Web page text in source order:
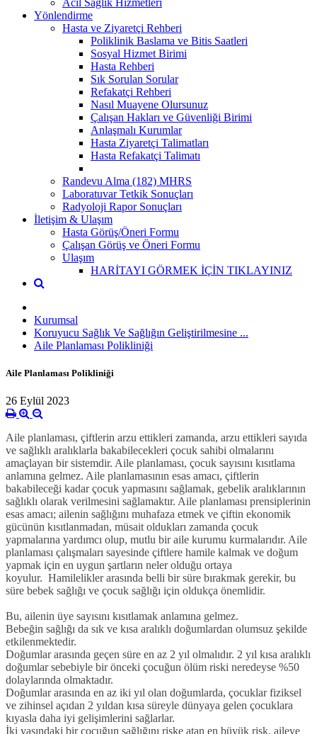
Yönlendirme
Hasta ve Ziyaretçi Rehberi
Poliklinik Baslama ve Bitis Saatleri
Sosyal Hizmet Birimi
Hasta Rehberi
Sık Sorulan Sorular
Refakatçi Rehberi
Nasıl Muayene Olursunuz
Çalışan Hakları ve Güvenliği Birimi
Anlaşmalı Kurumlar
Hasta Ziyaretçi Talimatları
Hasta Refakatçi Talimatı
Randevu Alma (182) MHRS
Laboratuvar Tetkik Sonuçları
Radyoloji Rapor Sonuçları
İletişim & Ulaşım
Hasta Görüş/Öneri Formu
Çalışan Görüş ve Öneri Formu
Ulaşım
HARİTAYI GÖRMEK İÇİN TIKLAYINIZ
Kurumsal
Koruyucu Sağlık Ve Sağlığın Geliştirilmesine ...
Aile Planlaması Polikliniği
Aile Planlaması Polikliniği
26 Eylül 2023
Aile planlaması, çiftlerin arzu ettikleri zamanda, arzu ettikleri sayıda
ve sağlıklı aralıklarla bakabilecekleri çocuk sahibi olmalarını
amaçlayan bir sistemdir. Aile planlaması, çocuk sayısını kısıtlama
anlamına gelmez. Aile planlamasının esas amacı, çiftlerin
bakabileceği kadar çocuk yapmasını sağlamak, gebelik aralıklarının
sağlıklı olarak verilmesini sağlamaktır. Aile planlaması prensiplerinin
esas amacı; ailenin sağlığını muhafaza etmek ve çiftin ekonomik
gücünün kısıtlanmadan, müsait oldukları zamanda çocuk
yapmalarına yardımcı olup, mutlu bir aile kurumu kurmalarıdır. Aile
planlaması çalışmaları sayesinde çiftlere hamile kalmak ve doğum
yapmak için en uygun şartların neler olduğu ortaya
koyulur. Hamilelikler arasında belli bir süre bırakmak gerekir, bu
süre bebek sağlığı ve çocuk sağlığı için oldukça önemlidir.
Bu, ailenin üye sayısını kısıtlamak anlamına gelmez.
Bebeğin sağlığı da sık ve kısa aralıklı doğumlardan olumsuz şekilde
etkilenmektedir.
Doğumlar arasında geçen süre en az 2 yıl olmalıdır. 2 yıl kısa aralıklı
doğumlar sebebiyle bir önceki çocuğun ölüm riski neredeyse %50
dolaylarında olmaktadır.
Doğumlar arasında en az iki yıl olan doğumlarda, çocuklar fiziksel
ve zihinsel açıdan 2 yıldan kısa süreyle dünyaya gelen çocuklara
kıyasla daha iyi gelişimlerini sağlarlar.
İki yaşındaki bir çocuğun sağlığını riske atan en büyük risk, aileye